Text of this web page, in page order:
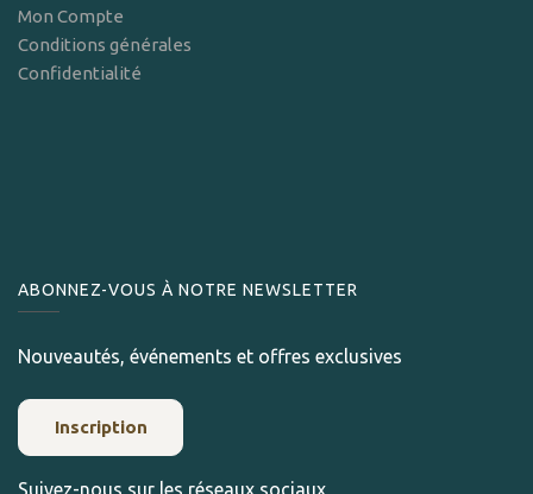
Mon Compte
Conditions générales
Confidentialité
ABONNEZ-VOUS À NOTRE NEWSLETTER
Nouveautés, événements et offres exclusives
Inscription
Suivez-nous sur les réseaux sociaux